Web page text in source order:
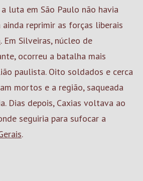
luta em São Paulo não havia
reprimir as forças liberais
. Em Silveiras, núcleo de
ocorreu a batalha mais
paulista. Oito soldados e cerca
mortos e a região, saqueada
Dias depois, Caxias voltava ao
seguiria para sufocar a
.